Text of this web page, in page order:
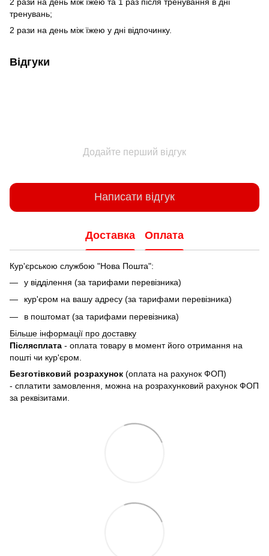
тренувань;
2 рази на день між їжею у дні відпочинку.
Відгуки
Додайте перший відгук
Написати відгук
Доставка Оплата
Кур'єрською службою "Нова Пошта":
у відділення (за тарифами перевізника)
кур'єром на вашу адресу (за тарифами перевізника)
в поштомат (за тарифами перевізника)
Більше інформації про доставку
Післясплата - оплата товару в момент його отримання на
пошті чи кур'єром.
Безготівковий розрахунок (оплата на рахунок ФОП)
- сплатити замовлення, можна на розрахунковий рахунок ФОП
за реквізитами.